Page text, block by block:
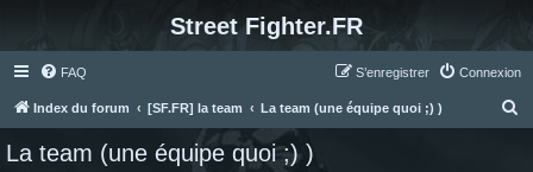
Street Fighter.FR
FAQ Connexion
S’enregistrer
Index du forum [SF.FR] la team La team (une équipe quoi ;) )
La team (une équipe quoi ;) )